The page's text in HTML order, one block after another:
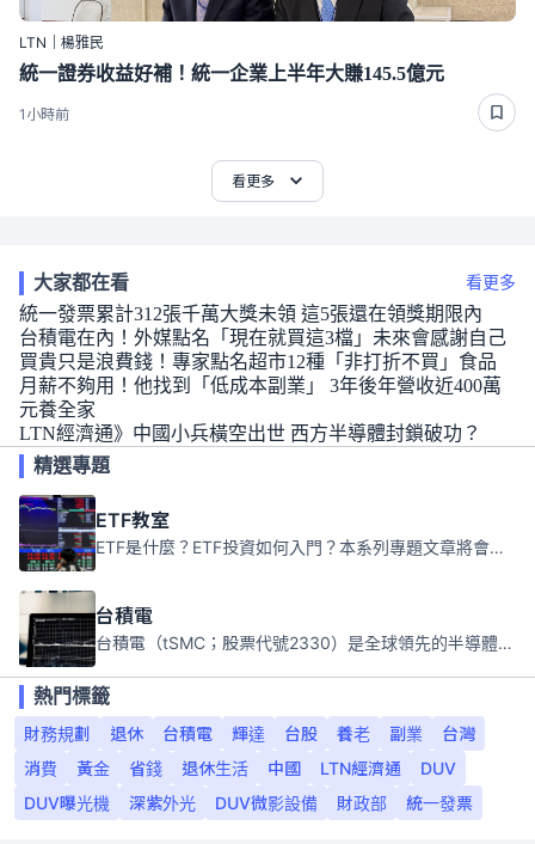
LTN｜楊雅民
統一證券收益好補！統一企業上半年大賺145.5億元
1小時前
看更多
大家都在看 看更多
統一發票累計312張千萬大獎未領 這5張還在領獎期限內
台積電在內！外媒點名「現在就買這3檔」未來會感謝自己
買貴只是浪費錢！專家點名超市12種「非打折不買」食品
月薪不夠用！他找到「低成本副業」 3年後年營收近400萬
元養全家
LTN經濟通》中國小兵橫空出世 西方半導體封鎖破功？
精選專題
ETF教室
ETF是什麼？ETF投資如何入門？本系列專題文章將會告訴你新手必須知道的ETF基礎知識。
台積電
台積電（tSMC；股票代號2330）是全球領先的半導體代工公司，成立於1987年，總部位於台灣新竹。且已於美國、日本、德國及中國設廠，台積電是全球首家專業積體電路製造服務公司，也是全球最先進和最大規模的半導體代工廠。
熱門標籤
財務規劃
退休 台積電 輝達 台股 養老 副業
台灣
消費
黃金 省錢 退休生活 中國 LTN經濟通
DUV
DUV曝光機
深紫外光 DUV微影設備 財政部 統一發票